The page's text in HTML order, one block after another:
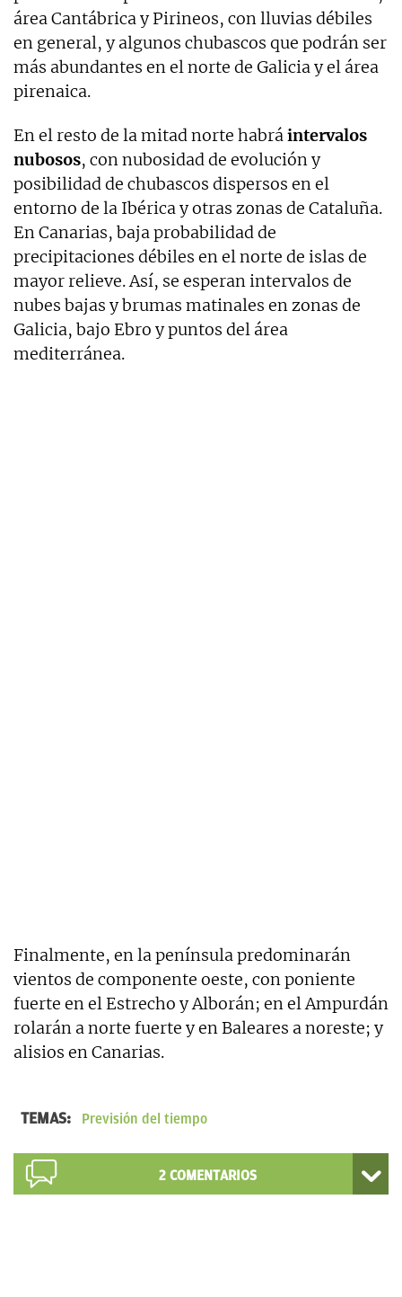
área Cantábrica y Pirineos, con lluvias débiles
en general, y algunos chubascos que podrán ser
más abundantes en el norte de Galicia y el área
pirenaica.
En el resto de la mitad norte habráintervalos
nubosos, con nubosidad de evolución y
posibilidad de chubascos dispersos en el
entorno de la Ibérica y otras zonas de Cataluña.
En Canarias, baja probabilidad de
precipitaciones débiles en el norte de islas de
mayor relieve. Así, se esperan intervalos de
nubes bajas y brumas matinales en zonas de
Galicia, bajo Ebro y puntos del área
mediterránea.
Finalmente, en la península predominarán
vientos de componente oeste, con poniente
fuerte en el Estrecho y Alborán; en el Ampurdán
rolarán a norte fuerte y en Baleares a noreste; y
alisios en Canarias.
TEMAS: Previsión del tiempo
2 COMENTARIOS